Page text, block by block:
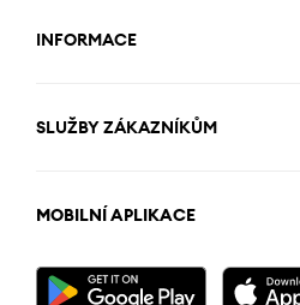
INFORMACE
SLUŽBY ZÁKAZNÍKŮM
MOBILNÍ APLIKACE